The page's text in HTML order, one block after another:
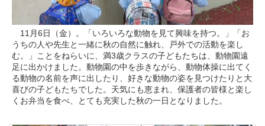
11月6日（金）。「いろいろな動物を見て興味を持つ。」「お
うちの人や先生と一緒に秋の自然に触れ、戸外での活動を楽し
む。」ことをねらいに、満3歳クラスの子どもたちは、動物園遠
足に出かけました。動物園の中を歩きながら、動物体操に出てく
る動物の名前を声に出したり、好きな動物の姿を見つけたりと大
喜びの子どもたちでした。天気にも恵まれ、保護者の皆様と楽し
くお弁当を食べ、とても充実した秋の一日となりました。